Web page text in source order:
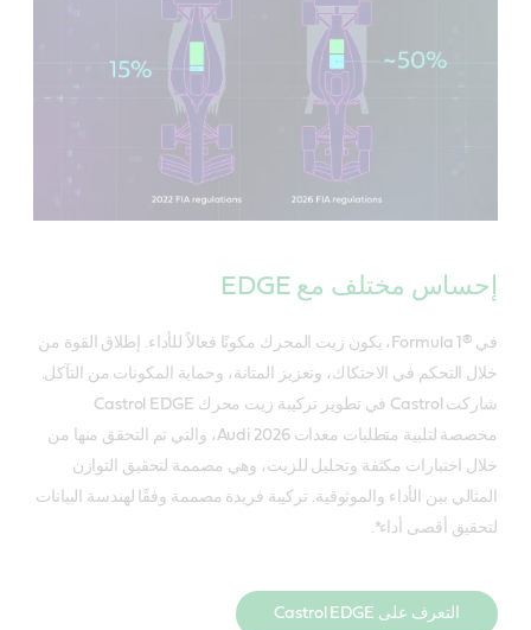
إحساس مختلف مع EDGE
في Formula 1®‎، يكون زيت المحرك مكونًا فعالاً للأداء. إطلاق القوة من
خلال التحكم في الاحتكاك، وتعزيز المتانة، وحماية المكونات من التآكل.
شاركت Castrol في تطوير تركيبة زيت محرك Castrol EDGE
مخصصة لتلبية متطلبات معدات Audi 2026، والتي تم التحقق منها من
خلال اختبارات مكثفة وتحليل للزيت، وهي مصممة لتحقيق التوازن
المثالي بين الأداء والموثوقية. تركيبة فريدة مصممة وفقًا لهندسة البيانات
لتحقيق أقصى أداء*.
التعرف على Castrol EDGE